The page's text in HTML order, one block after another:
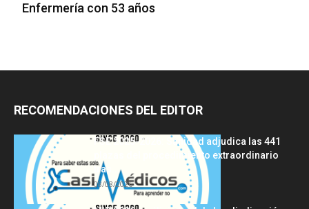
Enfermería con 53 años
RECOMENDACIONES DEL EDITOR
FSE 2025-2026: Sanidad adjudica las 441
plazas del procedimiento extraordinario
tras...
08/08/2026